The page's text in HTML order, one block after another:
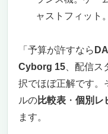
144Hzのリ
16GBメモ
薄型軽量で
豊富な接続
まとめ：動
ゲーミング
ャストフィット。
「予算が許すなら
Cyborg 15 、配信ス
択でほぼ正解です。
ルの比較表 ・ 個別レ
ます。